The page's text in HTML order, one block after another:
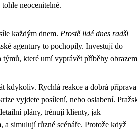
neocenitelné.
každým dnem. Prostě lidé dnes radši
agentury to pochopily. Investují do
které umí vyprávět příběhy
kdykoliv. Rychlá reakce a dobrá příprava
vyjdete posílení, nebo oslabení.
plány, trénují klienty, jak
a simulují různé scénáře. Protože když